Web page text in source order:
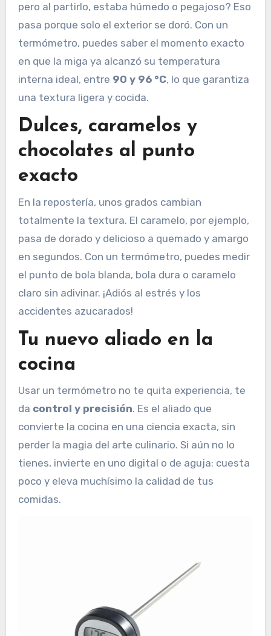
pero al partirlo, estaba húmedo o pegajoso? Eso
pasa porque solo el exterior se doró. Con un
termómetro, puedes saber el momento exacto
en que la miga ya alcanzó su temperatura
interna ideal, entre 90 y 96 °C, lo que garantiza
una textura ligera y cocida.
Dulces, caramelos y
chocolates al punto
exacto
En la repostería, unos grados cambian
totalmente la textura. El caramelo, por ejemplo,
pasa de dorado y delicioso a quemado y amargo
en segundos. Con un termómetro, puedes medir
el punto de bola blanda, bola dura o caramelo
claro sin adivinar. ¡Adiós al estrés y los
accidentes azucarados!
Tu nuevo aliado en la
cocina
Usar un termómetro no te quita experiencia, te
da control y precisión. Es el aliado que
convierte la cocina en una ciencia exacta, sin
perder la magia del arte culinario. Si aún no lo
tienes, invierte en uno digital o de aguja: cuesta
poco y eleva muchísimo la calidad de tus
comidas.